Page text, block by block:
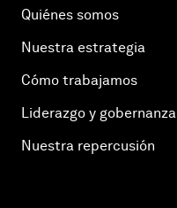
Quiénes somos
Nuestra estrategia
Cómo trabajamos
Liderazgo y gobernanza
Nuestra repercusión